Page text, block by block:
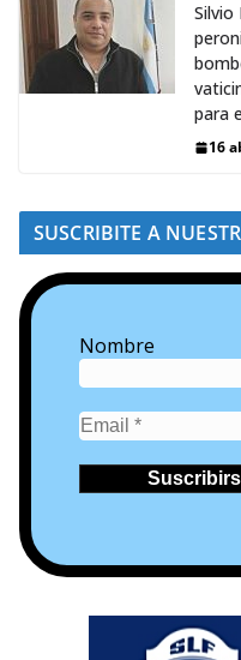
Silvio
para
16
SUSCRIBITE A
Nombre